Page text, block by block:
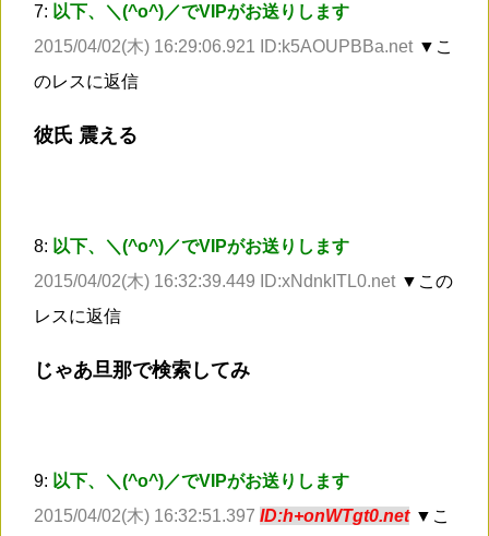
7: 以下、＼(^o^)／でVIPがお送りします
2015/04/02(木) 16:29:06.921 ID:k5AOUPBBa.net ▼こ
のレスに返信
彼氏 震える
8: 以下、＼(^o^)／でVIPがお送りします
2015/04/02(木) 16:32:39.449 ID:xNdnkITL0.net ▼この
レスに返信
じゃあ旦那で検索してみ
9: 以下、＼(^o^)／でVIPがお送りします
2015/04/02(木) 16:32:51.397 ID:h+onWTgt0.net ▼こ